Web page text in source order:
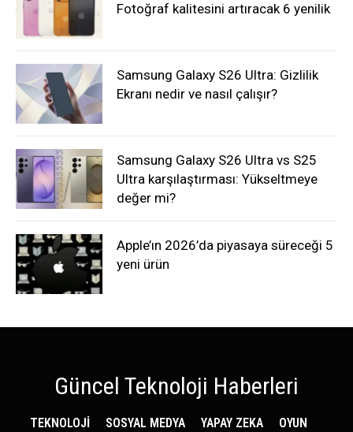
Fotoğraf kalitesini artıracak 6 yenilik
Samsung Galaxy S26 Ultra: Gizlilik
Ekranı nedir ve nasıl çalışır?
Samsung Galaxy S26 Ultra vs S25
Ultra karşılaştırması: Yükseltmeye
değer mi?
Apple’ın 2026’da piyasaya süreceği 5
yeni ürün
Güncel Teknoloji Haberleri
TEKNOLOJİ SOSYAL MEDYA YAPAY ZEKA
OYUN